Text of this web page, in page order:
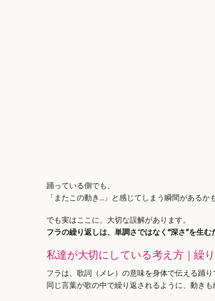
踊っている側でも、
「またこの動き…」と感じてしまう瞬間があるか
でも実はここに、大切な誤解があります。
フラの繰り返しは、単調さではなく“深さ”を生む
私達が大切にしている考え方｜繰
フラは、歌詞（メレ）の意味を身体で伝える踊り
同じ言葉が歌の中で繰り返されるように、動きも